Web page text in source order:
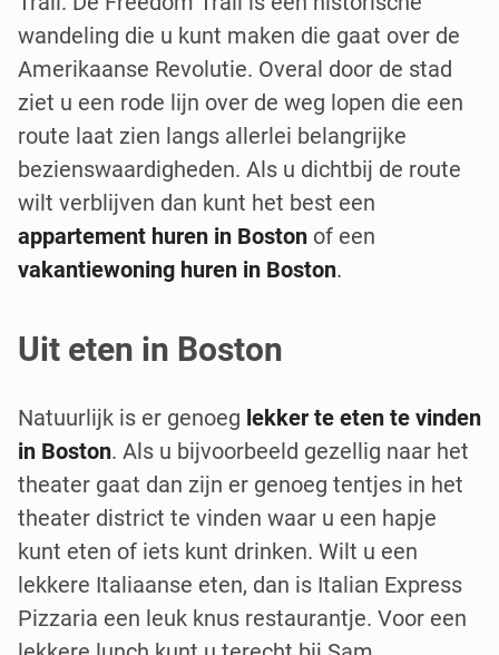
wandeling die u kunt maken die gaat over de
Amerikaanse Revolutie. Overal door de stad
ziet u een rode lijn over de weg lopen die een
route laat zien langs allerlei belangrijke
bezienswaardigheden. Als u dichtbij de route
wilt verblijven dan kunt het best een
appartement huren in Boston of een
vakantiewoning huren in Boston.
Uit eten in Boston
Natuurlijk is er genoeg lekker te eten te vinden
in Boston. Als u bijvoorbeeld gezellig naar het
theater gaat dan zijn er genoeg tentjes in het
theater district te vinden waar u een hapje
kunt eten of iets kunt drinken. Wilt u een
lekkere Italiaanse eten, dan is Italian Express
Pizzaria een leuk knus restaurantje. Voor een